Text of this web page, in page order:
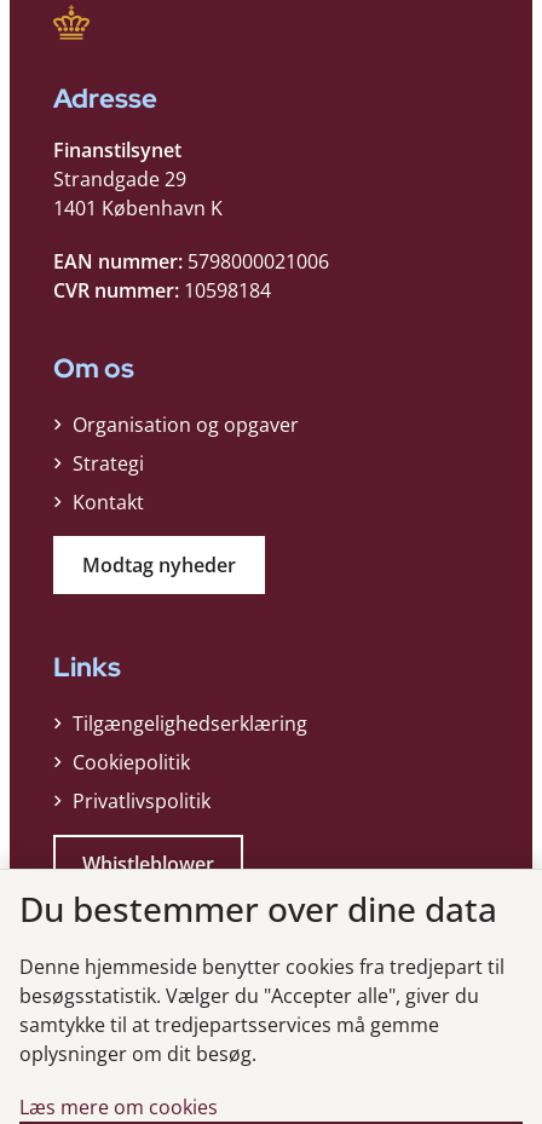
Adresse
Finanstilsynet
Strandgade 29
1401 København K
EAN nummer: 5798000021006
CVR nummer: 10598184
Om os
Organisation og opgaver
Strategi
Kontakt
Modtag nyheder
Links
Tilgængelighedserklæring
Cookiepolitik
Privatlivspolitik
Whistleblower
Genveje
Gå til virksomhedsregisteret
Du bestemmer over dine data
Denne hjemmeside benytter cookies fra tredjepart til
besøgsstatistik. Vælger du "Accepter alle", giver du
samtykke til at tredjepartsservices må gemme
oplysninger om dit besøg.
Læs mere om cookies